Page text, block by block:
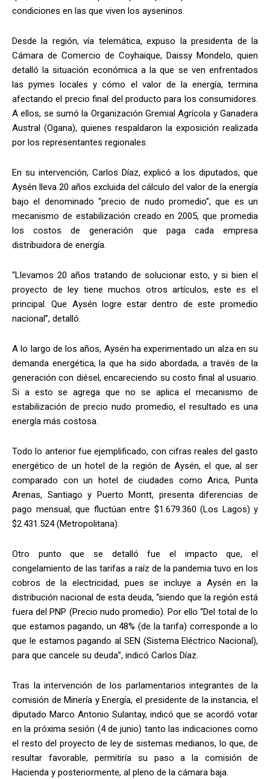
condiciones en las que viven los ayseninos.
Desde la región, vía telemática, expuso la presidenta de la
Cámara de Comercio de Coyhaique, Daissy Mondelo, quien
detalló la situación económica a la que se ven enfrentados
las pymes locales y cómo el valor de la energía, termina
afectando el precio final del producto para los consumidores.
A ellos, se sumó la Organización Gremial Agrícola y Ganadera
Austral (Ogana), quienes respaldaron la exposición realizada
por los representantes regionales.
En su intervención, Carlos Díaz, explicó a los diputados, que
Aysén lleva 20 años excluida del cálculo del valor de la energía
bajo el denominado “precio de nudo promedio”, que es un
mecanismo de estabilización creado en 2005, que promedia
los costos de generación que paga cada empresa
distribuidora de energía.
“Llevamos 20 años tratando de solucionar esto, y si bien el
proyecto de ley tiene muchos otros artículos, este es el
principal. Que Aysén logre estar dentro de este promedio
nacional”, detalló.
A lo largo de los años, Aysén ha experimentado un alza en su
demanda energética, la que ha sido abordada, a través de la
generación con diésel, encareciendo su costo final al usuario.
Si a esto se agrega que no se aplica el mecanismo de
estabilización de precio nudo promedio, el resultado es una
energía más costosa.
Todo lo anterior fue ejemplificado, con cifras reales del gasto
energético de un hotel de la región de Aysén, el que, al ser
comparado con un hotel de ciudades como Arica, Punta
Arenas, Santiago y Puerto Montt, presenta diferencias de
pago mensual, que fluctúan entre $1.679.360 (Los Lagos) y
$2.431.524 (Metropolitana).
Otro punto que se detalló fue el impacto que, el
congelamiento de las tarifas a raíz de la pandemia tuvo en los
cobros de la electricidad, pues se incluye a Aysén en la
distribución nacional de esta deuda, “siendo que la región está
fuera del PNP (Precio nudo promedio). Por ello “Del total de lo
que estamos pagando, un 48% (de la tarifa) corresponde a lo
que le estamos pagando al SEN (Sistema Eléctrico Nacional),
para que cancele su deuda”, indicó Carlos Díaz.
Tras la intervención de los parlamentarios integrantes de la
comisión de Minería y Energía, el presidente de la instancia, el
diputado Marco Antonio Sulantay, indicó que se acordó votar
en la próxima sesión (4 de junio) tanto las indicaciones como
el resto del proyecto de ley de sistemas medianos, lo que, de
resultar favorable, permitiría su paso a la comisión de
Hacienda y posteriormente, al pleno de la cámara baja.